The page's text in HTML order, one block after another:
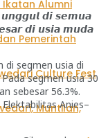
𝙪𝙣𝙜𝙜𝙪𝙡 𝙙𝙞 𝙨𝙚𝙢𝙪𝙖
𝙙𝙞 𝙪𝙨𝙞𝙖 𝙢𝙪𝙙𝙖
di segmen usia di
segmen usia 30
sebesar 56.3%.
Anies–